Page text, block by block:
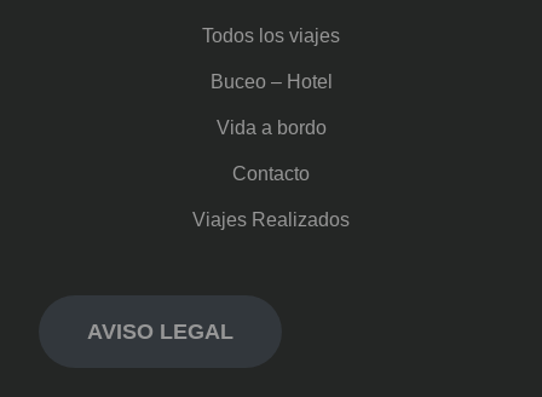
Todos los viajes
Buceo – Hotel
Vida a bordo
Contacto
Viajes Realizados
AVISO LEGAL